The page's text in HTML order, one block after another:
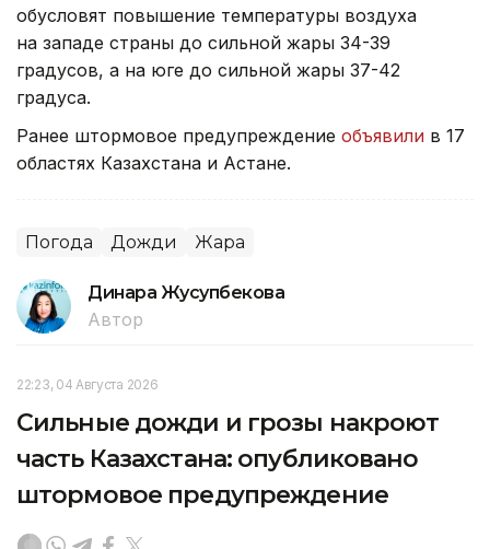
обусловят повышение температуры воздуха
на западе страны до сильной жары 34-39
градусов, а на юге до сильной жары 37-42
градуса.
Ранее штормовое предупреждение объявили в 17
областях Казахстана и Астане.
Погода Дожди Жара
Динара Жусупбекова
Автор
22:23, 04 Августа 2026
Сильные дожди и грозы накроют
часть Казахстана: опубликовано
штормовое предупреждение